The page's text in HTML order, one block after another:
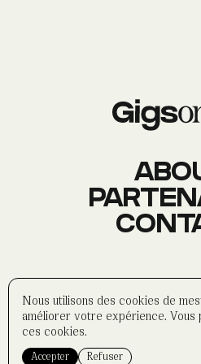
À PROPOS
CONTACT
Formulaire
Politique de
Mentions
Nous utilisons des cookies de
améliorer votre expérience.
ces cookies.
Accepter Refuser